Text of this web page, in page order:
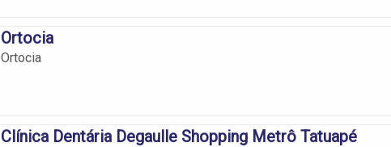
Ortocia
Ortocia
Clínica Dentária Degaulle Shopping Metrô Tatuapé